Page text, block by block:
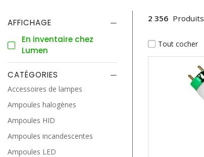
AFFICHAGE
En inventaire chez
Lumen
CATÉGORIES
Accessoires de lampes
Ampoules halogènes
Ampoules HID
Ampoules incandescentes
Ampoules LED
2 356 Produits
Tout cocher